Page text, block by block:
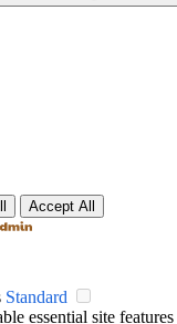
Accept All
Standard
essential site